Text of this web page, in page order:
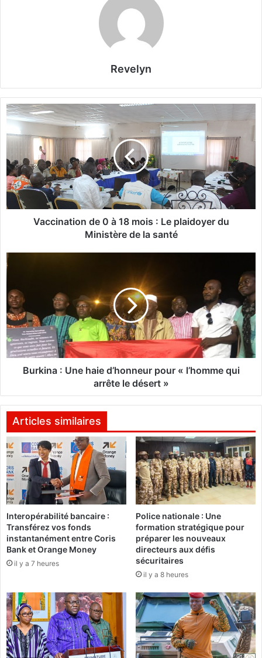
Revelyn
V
c
i
n
a
i
e
0
1
8
m
o
i
s
p
i
d
o
y
e
r
d
u
M
i
n
t
è
r
e
d
Vaccination de 0 à 18 mois : Le plaidoyer du
Ministère de la santé
B
u
k
n
a
:
U
h
a
e
d
’
h
o
n
n
e
u
r
p
o
r
«
l
’
h
o
Burkina : Une haie d’honneur pour « l’homme qui
arrête le désert »
Articles similaires
Interopérabilité bancaire :
Transférez vos fonds
instantanément entre Coris
Bank et Orange Money
il y a 7 heures
Police nationale : Une
formation stratégique pour
préparer les nouveaux
directeurs aux défis
sécuritaires
il y a 8 heures